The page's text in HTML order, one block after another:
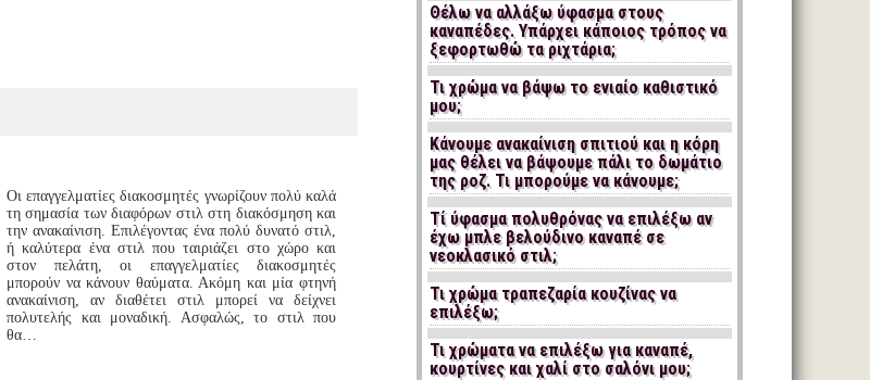
Οι επαγγελματίες διακοσμητές γνωρίζουν πολύ καλά
τη σημασία των διαφόρων στιλ στη διακόσμηση και
την ανακαίνιση. Επιλέγοντας ένα πολύ δυνατό στιλ,
ή καλύτερα ένα στιλ που ταιριάζει στο χώρο και
στον πελάτη, οι επαγγελματίες διακοσμητές
μπορούν να κάνουν θαύματα. Ακόμη και μία φτηνή
ανακαίνιση, αν διαθέτει στιλ μπορεί να δείχνει
πολυτελής και μοναδική. Ασφαλώς, το στιλ που
θα…
Θέλω να αλλάξω ύφασμα στους
καναπέδες. Υπάρχει κάποιος τρόπος να
ξεφορτωθώ τα ριχτάρια;
Τι χρώμα να βάψω το ενιαίο καθιστικό
μου;
Κάνουμε ανακαίνιση σπιτιού και η κόρη
μας θέλει να βάψουμε πάλι το δωμάτιο
της ροζ. Τι μπορούμε να κάνουμε;
Τί ύφασμα πολυθρόνας να επιλέξω αν
έχω μπλε βελούδινο καναπέ σε
νεοκλασικό στιλ;
Τι χρώμα τραπεζαρία κουζίνας να
επιλέξω;
Τι χρώματα να επιλέξω για καναπέ,
κουρτίνες και χαλί στο σαλόνι μου;